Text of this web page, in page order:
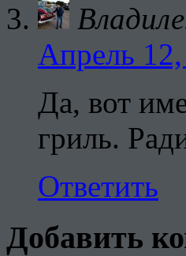
Апрель
Да, вот
гриль.
Ответить
Добавить